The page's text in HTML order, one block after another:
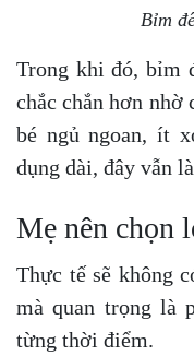
Bỉm
Trong khi đó, bỉm
chắc chắn hơn
bé ngủ ngoan, ít
dụng dài, đây vẫn
Mẹ nên chọn
Thực tế sẽ không
mà quan trọng là
từng thời điểm.